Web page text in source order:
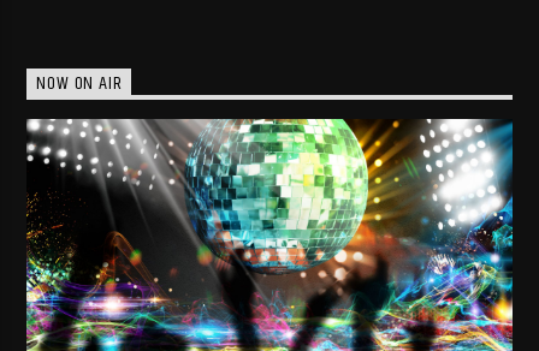
NOW ON AIR